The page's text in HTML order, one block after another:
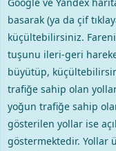
basarak (ya da çif
küçültebilirsiniz.
tuşunu ileri-geri
büyütüp,
trafiğe sahip olan
yoğun trafiğe sahip
gösterilen yollar ise
göstermektedir. Yollar